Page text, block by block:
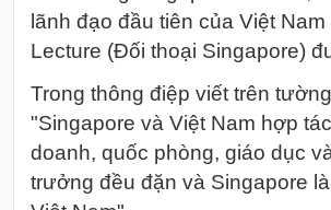
lãnh đạo đầu tiên của Việt
Lecture (Đối thoại Singapore)
Trong thông điệp viết trên
"Singapore và Việt Nam hợp
doanh, quốc phòng, giáo dục
trưởng đều đặn và Singapore